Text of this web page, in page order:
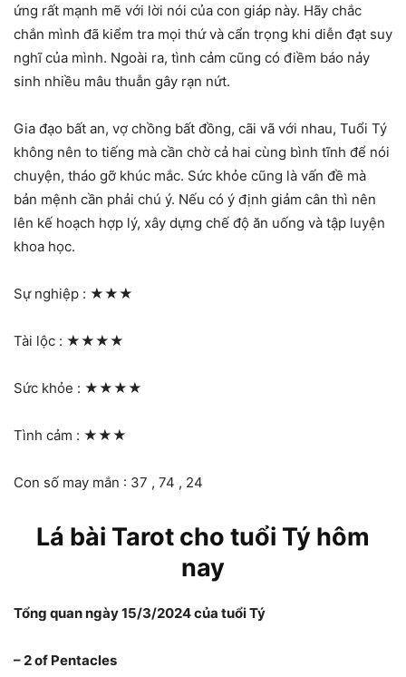
ứng rất mạnh mẽ với lời nói của con giáp này. Hãy chắc
chắn mình đã kiểm tra mọi thứ và cẩn trọng khi diễn đạt suy
nghĩ của mình. Ngoài ra, tình cảm cũng có điềm báo nảy
sinh nhiều mâu thuẫn gây rạn nứt.
Gia đạo bất an, vợ chồng bất đồng, cãi vã với nhau, Tuổi Tý
không nên to tiếng mà cần chờ cả hai cùng bình tĩnh để nói
chuyện, tháo gỡ khúc mắc. Sức khỏe cũng là vấn đề mà
bản mệnh cần phải chú ý. Nếu có ý định giảm cân thì nên
lên kế hoạch hợp lý, xây dựng chế độ ăn uống và tập luyện
khoa học.
Sự nghiệp : ★★★
Tài lộc : ★★★★
Sức khỏe : ★★★★
Tình cảm : ★★★
Con số may mắn : 37 , 74 , 24
Lá bài Tarot cho tuổi Tý hôm
nay
Tổng quan ngày 15/3/2024 của tuổi Tý
– 2 of Pentacles